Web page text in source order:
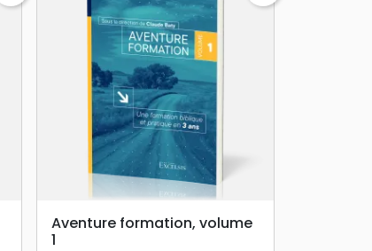
search APERÇU RAPIDE
Aventure formation, volume
1